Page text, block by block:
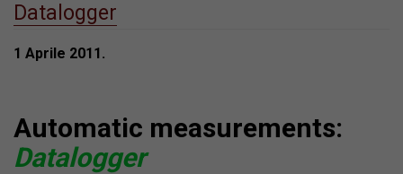
Datalogger
1 Aprile 2011.
Automatic measurements:
Datalogger